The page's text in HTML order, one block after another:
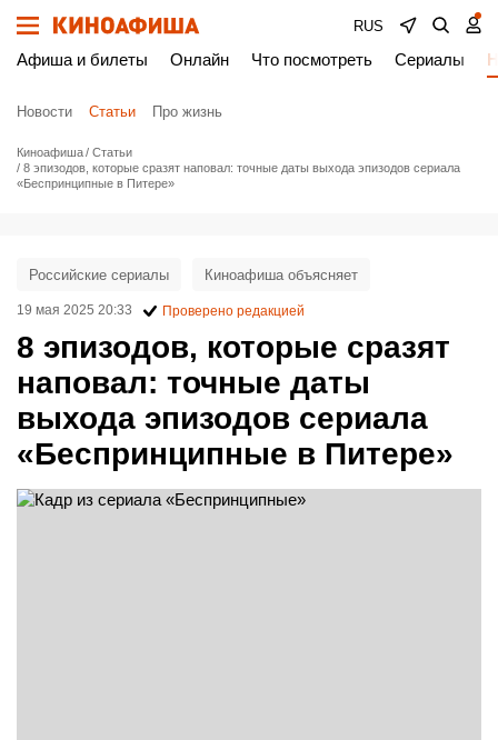
RUS
Афиша и билеты Онлайн Что посмотреть Сериалы
Новости Статьи Про жизнь
Киноафиша
Статьи
8 эпизодов, которые сразят наповал: точные даты выхода эпизодов сериала
«Беспринципные в Питере»
8 эпизодов, которые сразят
наповал: точные даты
выхода эпизодов сериала
«Беспринципные в Питере»
Российские сериалы Киноафиша объясняет
19 мая 2025 20:33 Проверено редакцией